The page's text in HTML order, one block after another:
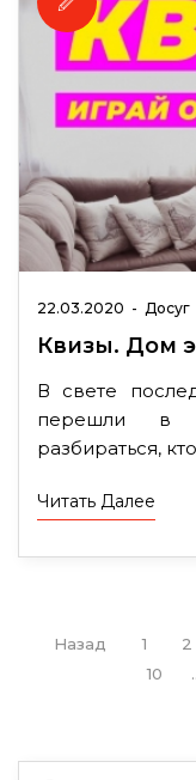
22.03.2020 - Досуг
Квизы. Дом
В свете
перешли в
разбираться,
Читать Далее
Назад 1 2
10